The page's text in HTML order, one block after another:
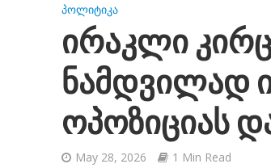
ᲞᲝᲚᲘᲢᲘᲙᲐ
ირაკლი
ნამდვილად
ოპოზიციას
May 28, 2026 1 Min Read